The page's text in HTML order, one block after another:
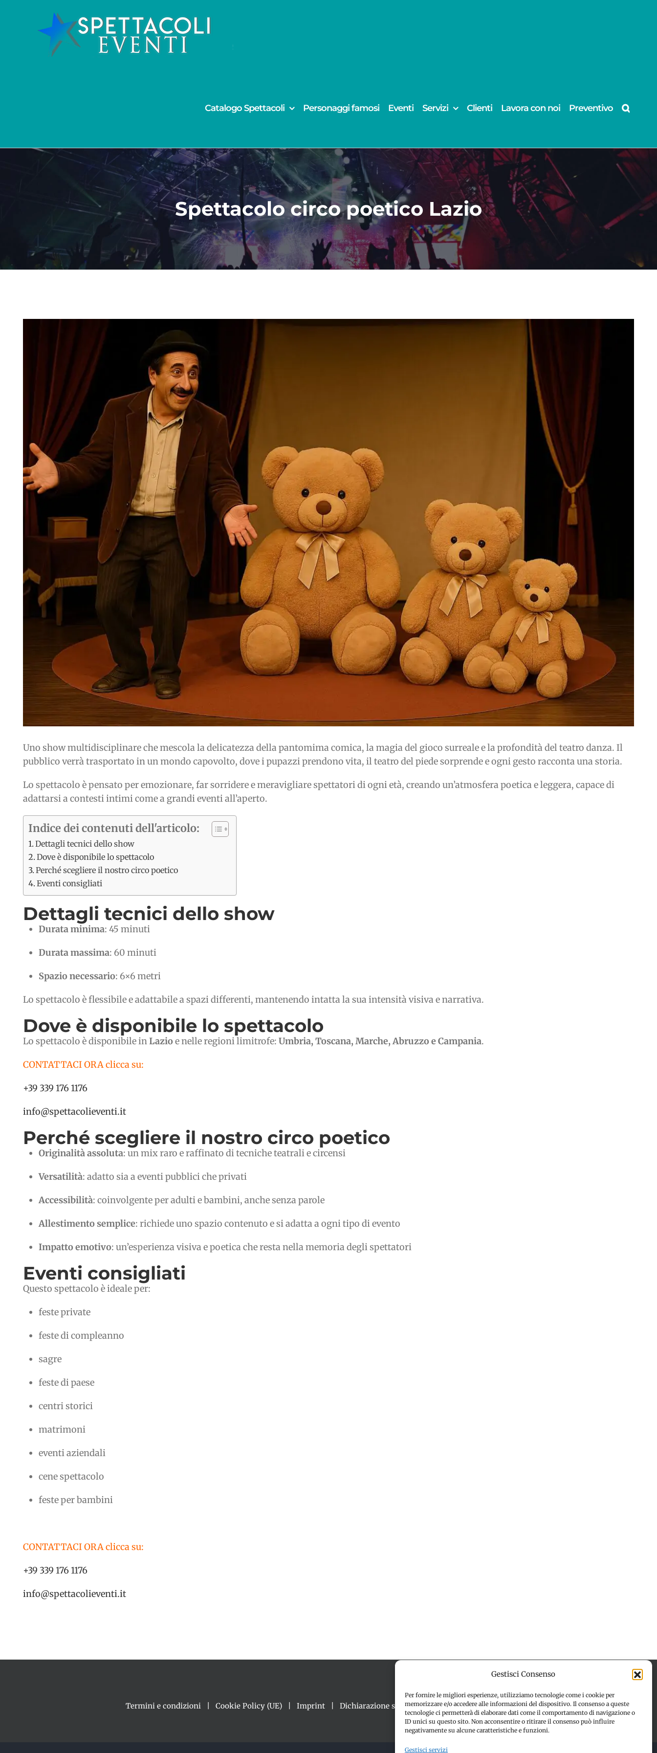
Gestisci Consenso
Per fornire le migliori esperienze, utilizziamo tecnologie come i cookie per
memorizzare e/o accedere alle informazioni del dispositivo. Il consenso a queste
tecnologie ci permetterà di elaborare dati come il comportamento di navigazione o
ID unici su questo sito. Non acconsentire o ritirare il consenso può influire
negativamente su alcune caratteristiche e funzioni.
Gestisci servizi
contenuto
Catalogo Spettacoli Personaggi famosi Eventi Servizi Clienti Lavora con noi Preventivo
Spettacolo circo poetico Lazio
Uno show multidisciplinare che mescola la delicatezza della pantomima comica, la magia del gioco surreale e la profondità del teatro danza. Il
pubblico verrà trasportato in un mondo capovolto, dove i pupazzi prendono vita, il teatro del piede sorprende e ogni gesto racconta una storia.
Lo spettacolo è pensato per emozionare, far sorridere e meravigliare spettatori di ogni età, creando un’atmosfera poetica e leggera, capace di
adattarsi a contesti intimi come a grandi eventi all’aperto.
Indice dei contenuti dell'articolo:
Dettagli tecnici dello show
Dove è disponibile lo spettacolo
Perché scegliere il nostro circo poetico
Eventi consigliati
Dettagli tecnici dello show
Durata minima: 45 minuti
Durata massima: 60 minuti
Spazio necessario: 6×6 metri
Lo spettacolo è flessibile e adattabile a spazi differenti, mantenendo intatta la sua intensità visiva e narrativa.
Dove è disponibile lo spettacolo
Lo spettacolo è disponibile inLazioe nelle regioni limitrofe: Umbria, Toscana, Marche, Abruzzo e Campania.
CONTATTACI ORA clicca su:
+39 339 176 1176
info@spettacolieventi.it
Perché scegliere il nostro circo poetico
Originalità assoluta: un mix raro e raffinato di tecniche teatrali e circensi
Versatilità: adatto sia a eventi pubblici che privati
Accessibilità: coinvolgente per adulti e bambini, anche senza parole
Allestimento semplice: richiede uno spazio contenuto e si adatta a ogni tipo di evento
Impatto emotivo: un’esperienza visiva e poetica che resta nella memoria degli spettatori
Eventi consigliati
Questo spettacolo è ideale per:
feste private
feste di compleanno
sagre
feste di paese
centri storici
matrimoni
eventi aziendali
cene spettacolo
feste per bambini
CONTATTACI ORA clicca su:
+39 339 176 1176
info@spettacolieventi.it
Termini e condizioni Cookie Policy (UE) Imprint Dichiarazione sulla Privacy (UE) Disconoscimento